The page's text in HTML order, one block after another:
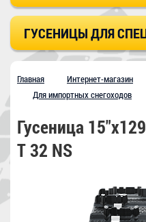
ГУСЕНИЦЫ ДЛЯ
Главная Интернет-магазин
Для импортных снегоходов
Гусеница
T 32 NS